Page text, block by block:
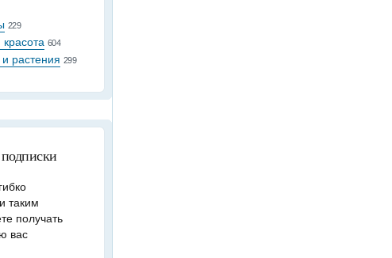
229
604
растения 299
таким
получать
вас